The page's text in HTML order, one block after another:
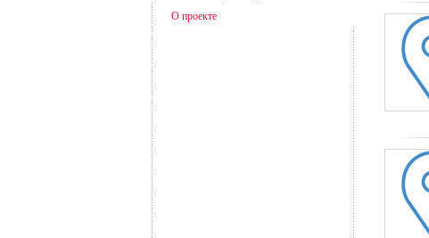
О проекте